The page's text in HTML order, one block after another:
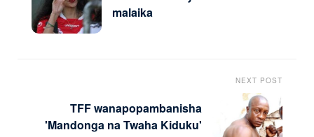
malaika
NEXT POST
TFF wanapopambanisha
'Mandonga na Twaha Kiduku'